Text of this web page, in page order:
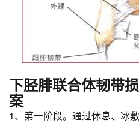
下胫腓联合体韧带
案
1、第一阶段。通过休息、冰